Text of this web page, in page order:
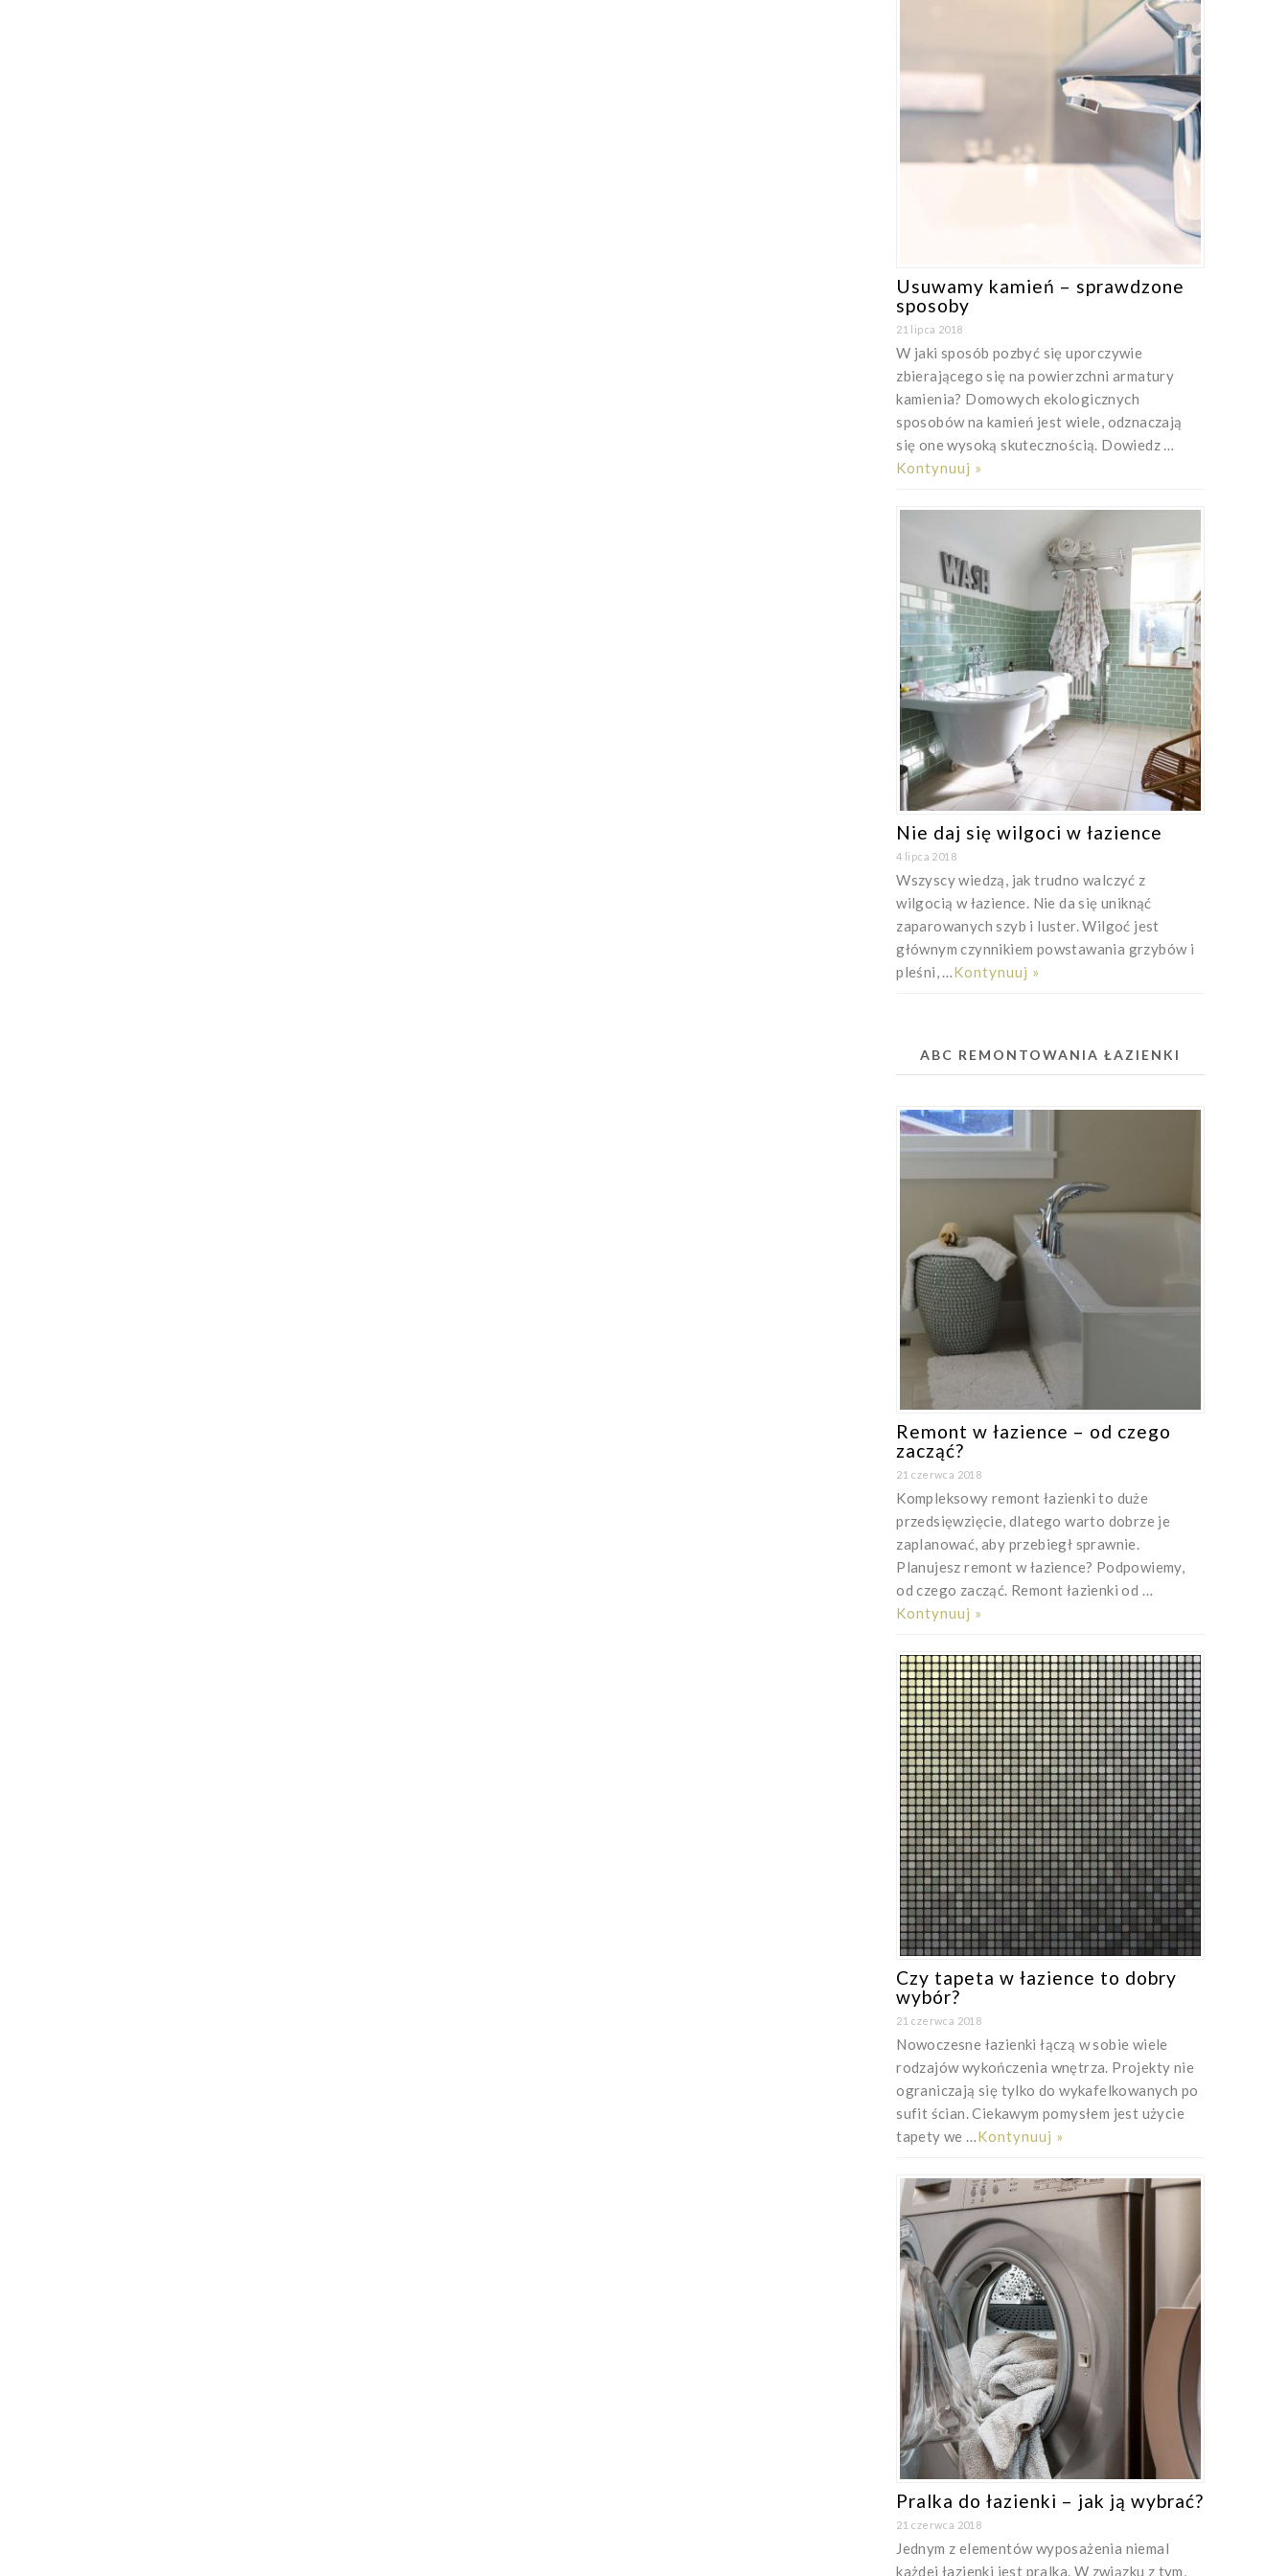
Usuwamy kamień – sprawdzone
sposoby
21 lipca 2018
W jaki sposób pozbyć się uporczywie
zbierającego się na powierzchni armatury
kamienia? Domowych ekologicznych
sposobów na kamień jest wiele, odznaczają
się one wysoką skutecznością. Dowiedz …
Kontynuuj »
Nie daj się wilgoci w łazience
4 lipca 2018
Wszyscy wiedzą, jak trudno walczyć z
wilgocią w łazience. Nie da się uniknąć
zaparowanych szyb i luster. Wilgoć jest
głównym czynnikiem powstawania grzybów i
pleśni, …Kontynuuj »
ABC REMONTOWANIA ŁAZIENKI
Remont w łazience – od czego
zacząć?
21 czerwca 2018
Kompleksowy remont łazienki to duże
przedsięwzięcie, dlatego warto dobrze je
zaplanować, aby przebiegł sprawnie.
Planujesz remont w łazience? Podpowiemy,
od czego zacząć. Remont łazienki od …
Kontynuuj »
Czy tapeta w łazience to dobry
wybór?
21 czerwca 2018
Nowoczesne łazienki łączą w sobie wiele
rodzajów wykończenia wnętrza. Projekty nie
ograniczają się tylko do wykafelkowanych po
sufit ścian. Ciekawym pomysłem jest użycie
tapety we …Kontynuuj »
Pralka do łazienki – jak ją wybrać?
21 czerwca 2018
Jednym z elementów wyposażenia niemal
każdej łazienki jest pralka. W związku z tym,